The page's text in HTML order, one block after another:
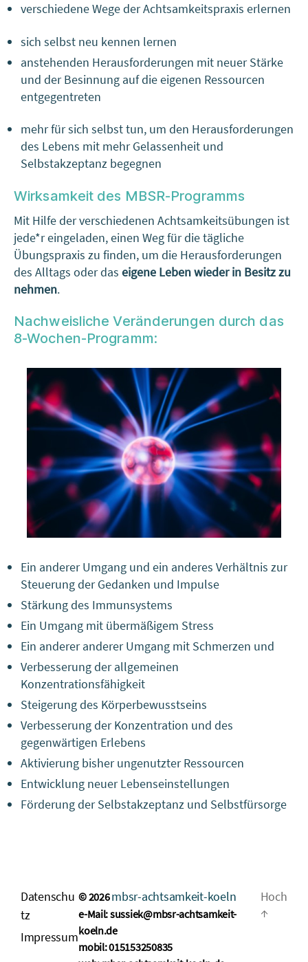
verschiedene Wege der Achtsamkeitspraxis erlernen
sich selbst neu kennen lernen
anstehenden Herausforderungen mit neuer Stärke
und der Besinnung auf die eigenen Ressourcen
entgegentreten
mehr für sich selbst tun, um den Herausforderungen
des Lebens mit mehr Gelassenheit und
Selbstakzeptanz begegnen
Wirksamkeit des MBSR-Programms
Mit Hilfe der verschiedenen Achtsamkeitsübungen ist
jede*r eingeladen, einen Weg für die tägliche
Übungspraxis zu finden, um die Herausforderungen
des Alltags oder das eigene Leben wieder in Besitzzu
nehmen.
Nachweisliche Veränderungen durch das
8-Wochen-Programm:
Ein anderer Umgang und ein anderes Verhältnis zur
Steuerung der Gedanken und Impulse
Stärkung des Immunsystems
Ein Umgang mit übermäßigem Stress
Ein anderer anderer Umgang mit Schmerzen und
Verbesserung der allgemeinen
Konzentrationsfähigkeit
Steigerung des Körperbewusstseins
Verbesserung der Konzentration und des
gegenwärtigen Erlebens
Aktivierung bisher ungenutzter Ressourcen
Entwicklung neuer Lebenseinstellungen
Förderung der Selbstakzeptanz und Selbstfürsorge
Datenschu
tz
Impressum
© 2026mbsr-achtsamkeit-koeln
e-Mail: sussiek@mbsr-achtsamkeit-
koeln.de
mobil: 015153250835
Hoch
↑